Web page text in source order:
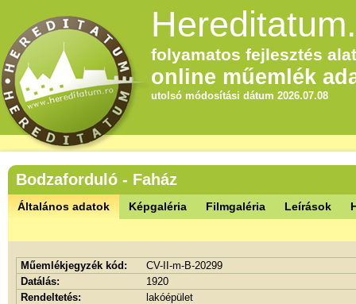
folyamatos fejlesztés
online műemlék
utolsó módosítási dátum 2026.07.08
Bodzaforduló - Faház
Általános adatok Képgaléria Filmgaléria Leírások
Műemlékjegyzék kód:
CV-II-m-B-20299
Datálás:
1920
Rendeltetés:
lakóépület